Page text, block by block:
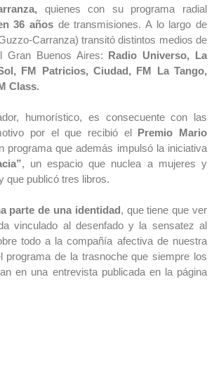
quienes con su programa radial
36 años de transmisiones. A lo largo de
Carranza) transitó distintos medios de
Gran Buenos Aires: Radio Universo, La
FM Patricios, Ciudad, FM La Tango,
Class.
humorístico, es consecuente con las
por el que recibió el Premio Mario
programa que además impulsó la iniciativa
, un espacio que nuclea a mujeres y
que publicó tres libros.
parte de una identidad, que tiene que ver
vinculado al desenfado y la sensatez al
todo a la compañía afectiva de nuestra
programa de la trasnoche que siempre los
en una entrevista publicada en la página